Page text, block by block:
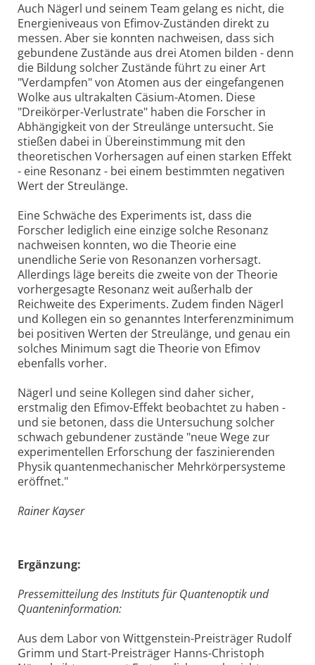
Auch Nägerl und seinem Team gelang es nicht, die
Energieniveaus von Efimov-Zuständen direkt zu
messen. Aber sie konnten nachweisen, dass sich
gebundene Zustände aus drei Atomen bilden - denn
die Bildung solcher Zustände führt zu einer Art
"Verdampfen" von Atomen aus der eingefangenen
Wolke aus ultrakalten Cäsium-Atomen. Diese
"Dreikörper-Verlustrate" haben die Forscher in
Abhängigkeit von der Streulänge untersucht. Sie
stießen dabei in Übereinstimmung mit den
theoretischen Vorhersagen auf einen starken Effekt
- eine Resonanz - bei einem bestimmten negativen
Wert der Streulänge.
Eine Schwäche des Experiments ist, dass die
Forscher lediglich eine einzige solche Resonanz
nachweisen konnten, wo die Theorie eine
unendliche Serie von Resonanzen vorhersagt.
Allerdings läge bereits die zweite von der Theorie
vorhergesagte Resonanz weit außerhalb der
Reichweite des Experiments. Zudem finden Nägerl
und Kollegen ein so genanntes Interferenzminimum
bei positiven Werten der Streulänge, und genau ein
solches Minimum sagt die Theorie von Efimov
ebenfalls vorher.
Nägerl und seine Kollegen sind daher sicher,
erstmalig den Efimov-Effekt beobachtet zu haben -
und sie betonen, dass die Untersuchung solcher
schwach gebundener zustände "neue Wege zur
experimentellen Erforschung der faszinierenden
Physik quantenmechanischer Mehrkörpersysteme
eröffnet."
Rainer Kayser
Ergänzung:
Pressemitteilung des Instituts für Quantenoptik und
Quanteninformation:
Aus dem Labor von Wittgenstein-Preisträger Rudolf
Grimm und Start-Preisträger Hanns-Christoph